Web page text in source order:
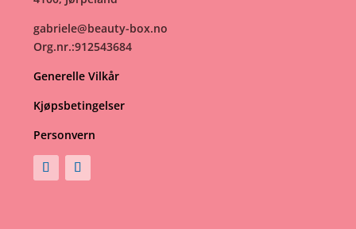
gabriele@beauty-box.no
Org.nr.:912543684
Generelle Vilkår
Kjøpsbetingelser
Personvern